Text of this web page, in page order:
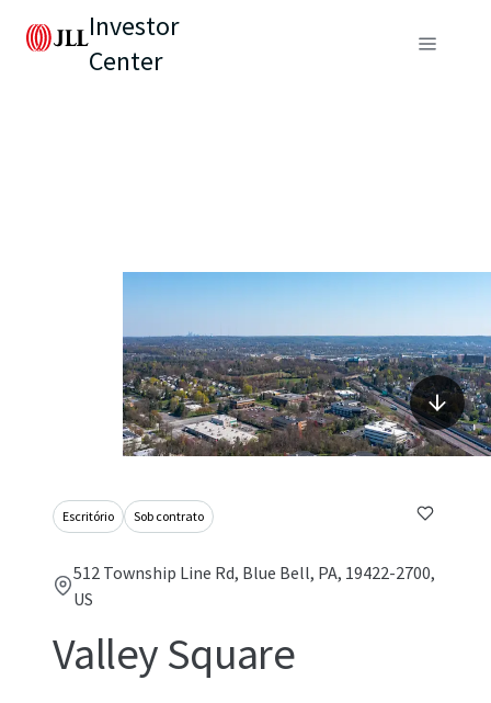
Investor
Center
Escritório Sob contrato
512 Township Line Rd, Blue Bell, PA, 19422-2700,
US
Valley Square